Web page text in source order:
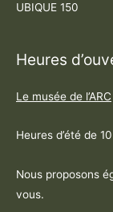
UBIQUE 150
Heures
Le musée de l’ARC
Heures d’été de
Nous proposons
vous.